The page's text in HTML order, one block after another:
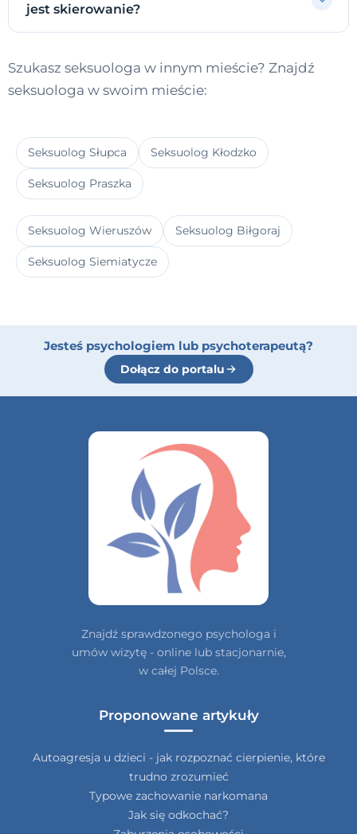
jest skierowanie?
Szukasz seksuologa w innym mieście? Znajdź
seksuologa w swoim mieście:
Seksuolog Słupca Seksuolog Kłodzko
Seksuolog Praszka
Seksuolog Wieruszów Seksuolog Biłgoraj
Seksuolog Siemiatycze
Jesteś psychologiem lub psychoterapeutą?
Dołącz do portalu
Znajdź sprawdzonego psychologa i
umów wizytę - online lub stacjonarnie,
w całej Polsce.
Proponowane artykuły
Autoagresja u dzieci - jak rozpoznać cierpienie, które
trudno zrozumieć
Typowe zachowanie narkomana
Jak się odkochać?